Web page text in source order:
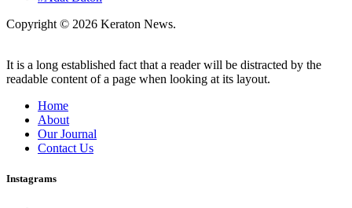
Copyright © 2026 Keraton News.
It is a long established fact that a reader will be distracted by the
readable content of a page when looking at its layout.
Home
About
Our Journal
Contact Us
Instagrams